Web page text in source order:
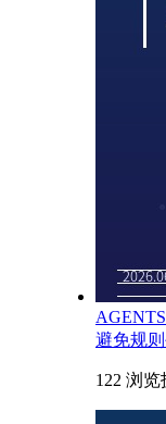
避免规
122 浏览